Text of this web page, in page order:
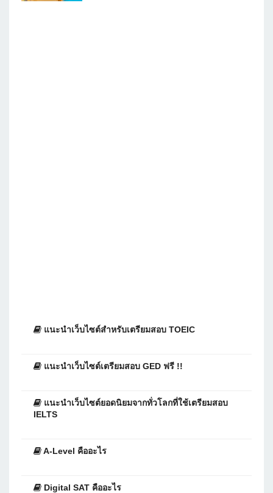
แนะนำเว็บไซต์สำหรับเตรียมสอบ TOEIC
แนะนำเว็บไซต์เตรียมสอบ GED ฟรี !!
แนะนำเว็บไซต์ยอดนิยมจากทั่วโลกที่ใช้เตรียมสอบ
IELTS
A-Level คืออะไร
Digital SAT คืออะไร